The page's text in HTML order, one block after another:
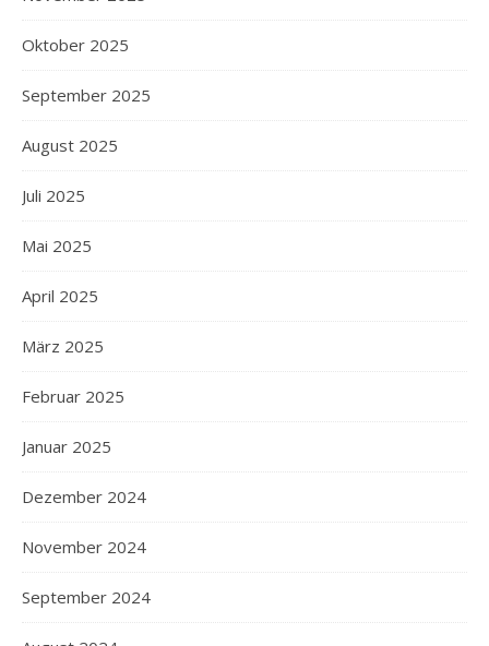
Oktober 2025
September 2025
August 2025
Juli 2025
Mai 2025
April 2025
März 2025
Februar 2025
Januar 2025
Dezember 2024
November 2024
September 2024